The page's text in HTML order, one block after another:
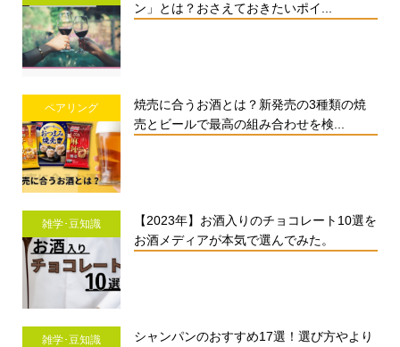
ン」とは？おさえておきたいポイ...
ペアリング
焼売に合うお酒とは？新発売の3種類の焼
売とビールで最高の組み合わせを検...
雑学･豆知識
【2023年】お酒入りのチョコレート10選を
お酒メディアが本気で選んでみた。
雑学･豆知識
シャンパンのおすすめ17選！選び方やより